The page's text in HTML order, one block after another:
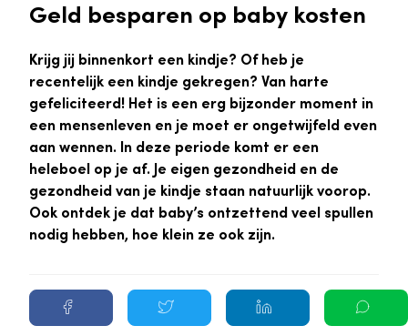
Geld besparen op baby kosten
Krijg jij binnenkort een kindje? Of heb je
recentelijk een kindje gekregen? Van harte
gefeliciteerd! Het is een erg bijzonder moment in
een mensenleven en je moet er ongetwijfeld even
aan wennen. In deze periode komt er een
heleboel op je af. Je eigen gezondheid en de
gezondheid van je kindje staan natuurlijk voorop.
Ook ontdek je dat baby’s ontzettend veel spullen
nodig hebben, hoe klein ze ook zijn.